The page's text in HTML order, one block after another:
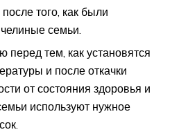
того, как были
семьи.
перед тем, как установятся
и после откачки
от состояния здоровья и
используют нужное